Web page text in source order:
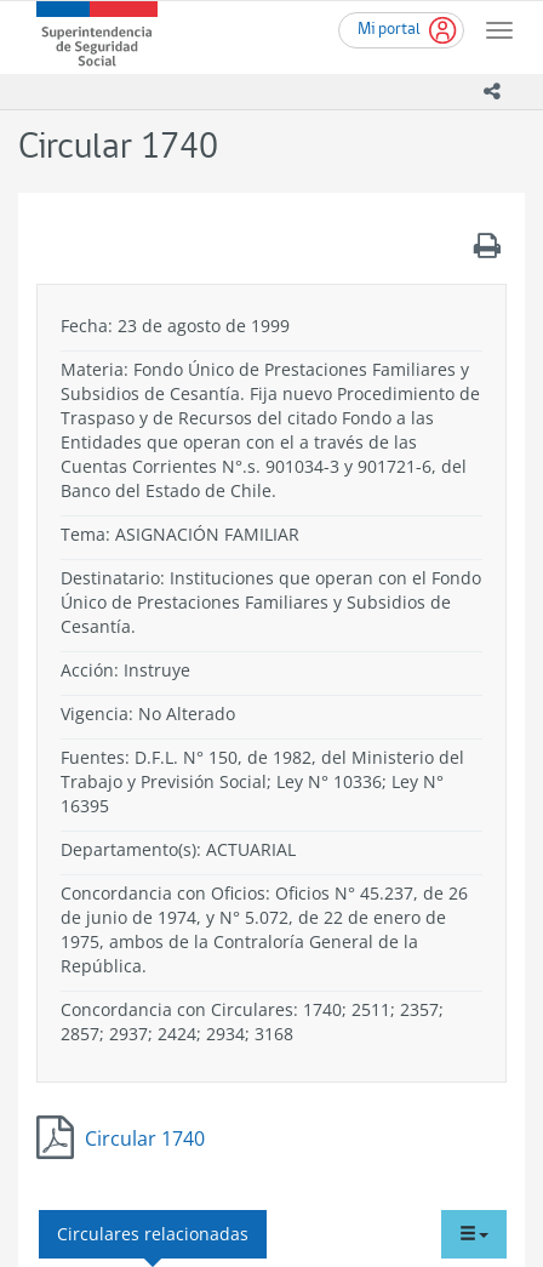
contenido
Mi portal
Toggle
Superintendencia
de
-
Circular 1740
Fecha: 23 de agosto de 1999
Materia: Fondo Único de Prestaciones Familiares y
Subsidios de Cesantía. Fija nuevo Procedimiento de
Traspaso y de Recursos del citado Fondo a las
Entidades que operan con el a través de las
Cuentas Corrientes N°.s. 901034-3 y 901721-6, del
Banco del Estado de Chile.
Tema: ASIGNACIÓN FAMILIAR
Destinatario: Instituciones que operan con el Fondo
Único de Prestaciones Familiares y Subsidios de
Cesantía.
Acción: Instruye
Vigencia: No Alterado
Fuentes: D.F.L. N° 150, de 1982, del Ministerio del
Trabajo y Previsión Social; Ley N° 10336; Ley N°
16395
Departamento(s): ACTUARIAL
Concordancia con Oficios: Oficios N° 45.237, de 26
de junio de 1974, y N° 5.072, de 22 de enero de
1975, ambos de la Contraloría General de la
República.
Concordancia con Circulares: 1740; 2511; 2357;
2857; 2937; 2424; 2934; 3168
Circular 1740
menu
Circulares relacionadas